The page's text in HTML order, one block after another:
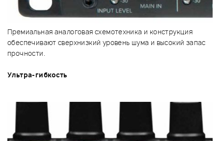
Премиальная аналоговая схемотехника и конструкция
обеспечивают сверхнизкий уровень шума и высокий запас
прочности.
Ультра-гибкость